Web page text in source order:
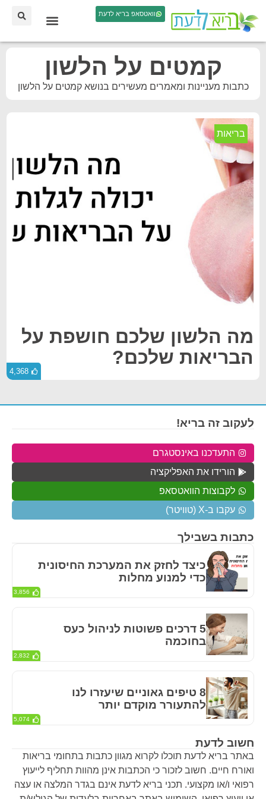
וואטסאפ בריא לדעת
קמטים על הלשון
כתבות מעניינות ומאמרים מעשירים בנושא קמטים על הלשון
בריאות
מה הלשון שלכם חושפת על
הבריאות שלכם?
4,368
חשוב לדעת
באתר בריא לדעת תוכלו לקרוא מגוון כתבות בתחומי בריאות
ואורח חיים. חשוב לזכור כי הכתבות אינן מהוות תחליף לייעוץ
רפואי ו/או מקצועי. תכני בריא לדעת אינם בגדר המלצה או עצה
כתבות בשבילך
כיצד לחזק את המערכת החיסונית
כדי למנוע מחלות
3,856
5 דרכים פשוטות לניהול כעס
בחוכמה
2,832
8 טיפים גאוניים שיעזרו לנו
להתעורר מוקדם יותר
5,074
לעקוב זה בריא!
התעדכנו באינסטגרם
הורידו את האפליקציה
לקבוצות הוואטסאפ
עקבו ב-X (טוויטר)